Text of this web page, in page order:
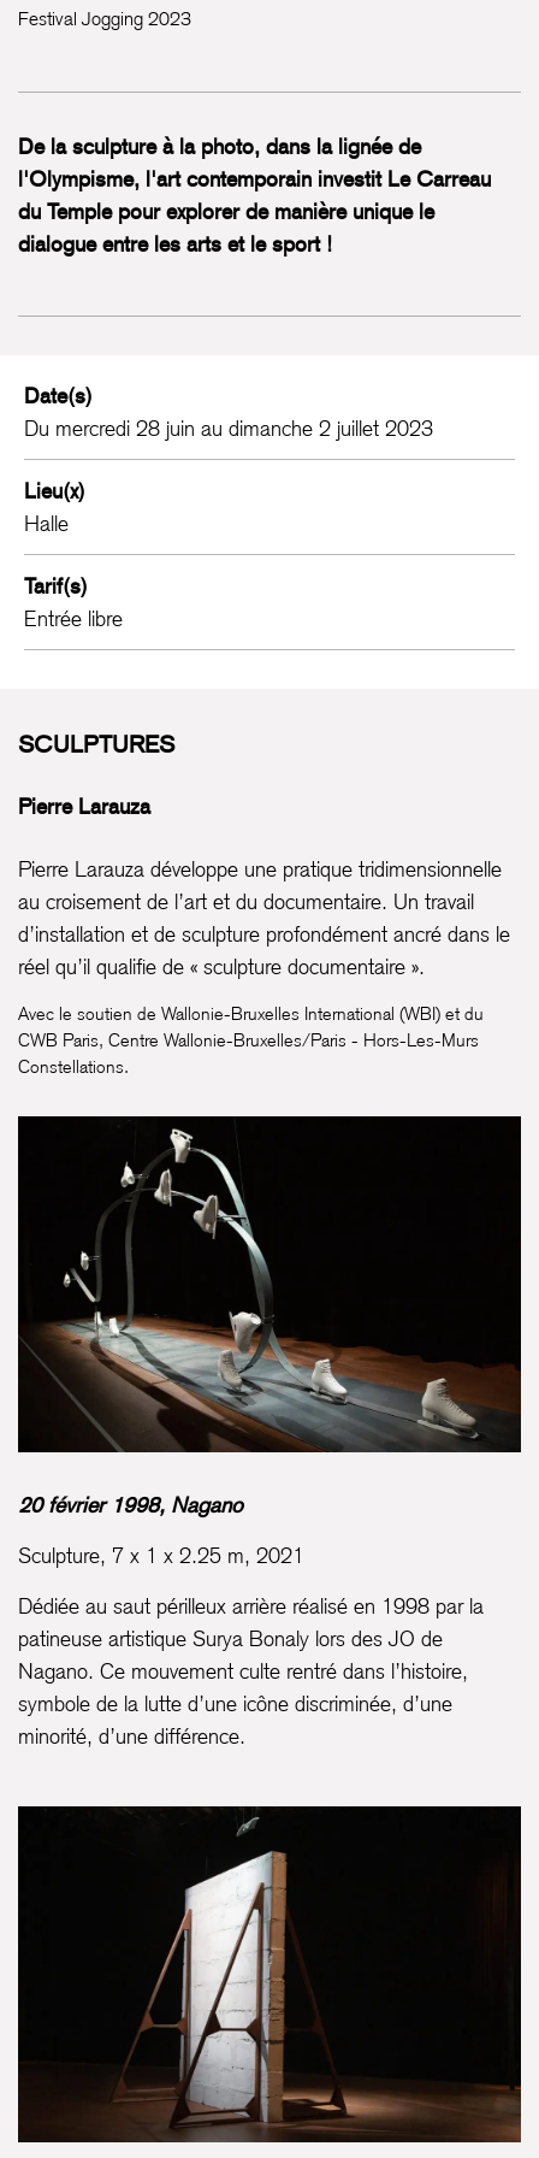
Festival Jogging 2023
De la sculpture à la photo, dans la lignée de
l'Olympisme, l'art contemporain investit Le Carreau
du Temple pour explorer de manière unique le
dialogue entre les arts et le sport !
Date(s)
Du mercredi 28 juin au dimanche 2 juillet 2023
Lieu(x)
Halle
Tarif(s)
Entrée libre
SCULPTURES
Pierre Larauza
Pierre Larauza développe une pratique tridimensionnelle
au croisement de l’art et du documentaire. Un travail
d’installation et de sculpture profondément ancré dans le
réel qu’il qualifie de « sculpture documentaire ».
Avec le soutien de Wallonie-Bruxelles International (WBI) et du
CWB Paris, Centre Wallonie-Bruxelles/Paris - Hors-Les-Murs
Constellations.
20 février 1998, Nagano
Sculpture, 7 x 1 x 2.25 m, 2021
Dédiée au saut périlleux arrière réalisé en 1998 par la
patineuse artistique Surya Bonaly lors des JO de
Nagano. Ce mouvement culte rentré dans l’histoire,
symbole de la lutte d’une icône discriminée, d’une
minorité, d’une différence.